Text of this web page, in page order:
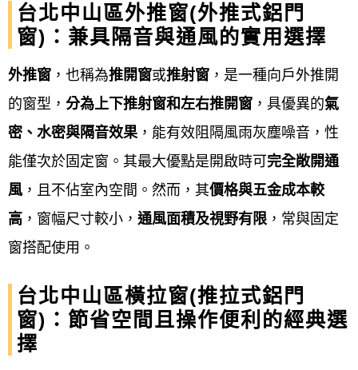
門、、淋浴拉門、遮雨棚、鍛造門窗、鐵皮屋、隔音
器密鋁門窗、三合一門組、隱形折疊式紗窗、鍛造
窗、玻璃自動門、遙控電動捲門、輕鋼架天花板、鐵
皮屋換板翻修、玻璃乾濕分離隔間(門)淋浴拉門、帷幕
牆、，門窗及鋼鋁相關工程皆有服務。
服務項目 Our service
鋁門窗工程宅急便提供台北中山區鋁門窗服務項目包
含居家門窗（如氣密窗、隔音窗、防盜窗、落地窗、
（如採光罩、玻璃屋、玻璃隔間）、衛浴設備（如淋
浴拉門、乾溼分離）、以及商業空間應用（如店面
門、自動門、藝術門、不鏽鋼門、鐵捲門）、紗窗紗
台北中山區外推窗(外推式鋁門
窗)：兼具隔音與通風的實用選擇
外推窗 ，也稱為推開窗或推射窗 ，是一種向戶外推開
的窗型， 分為上下推射窗和左右推開窗 ，具優異的氣
密、水密與隔音效果 ，能有效阻隔風雨灰塵噪音，性
能僅次於固定窗。其最大優點是開啟時可完全敞開通
風 ，且不佔室內空間。然而，其價格與五金成本較
高 ，窗幅尺寸較小， 通風面積及視野有限 ，常與固定
窗搭配使用。
台北中山區橫拉窗(推拉式鋁門
窗)：節省空間且操作便利的經典選
擇